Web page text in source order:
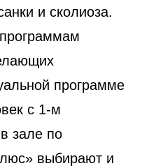
и сколиоза.
программе
с 1-м
зале по
выбирают и